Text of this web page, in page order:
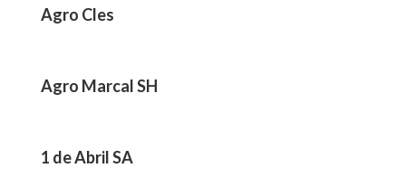
Agro Cles
Agro Marcal SH
1 de Abril SA